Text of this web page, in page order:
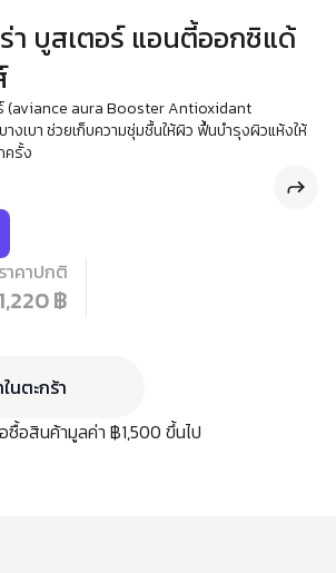
า บูสเตอร์ แอนตี้ออกซิแด้
(aviance aura Booster Antioxidant
างเบา ช่วยเก็บความชุ่มชื้นให้ผิว ฟื้นบำรุงผิวแห้งให้
ครั้ง
ราคาปกติ
1,220 ฿
นตะกร้า
ซื้อสินค้ามูลค่า ฿1,500 ขึ้นไป